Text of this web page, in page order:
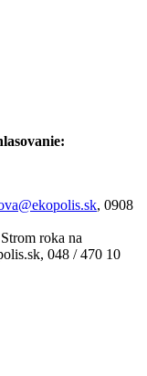
, 0908
roka na
048 / 470 10